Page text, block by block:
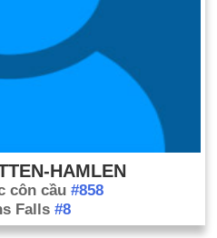
HAMLEN
côn cầu #858
Falls #8